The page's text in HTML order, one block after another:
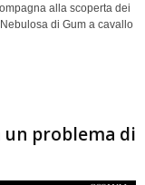
alla scoperta dei
di Gum a cavallo
problema di